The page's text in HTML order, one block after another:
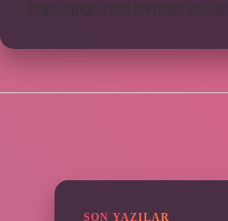
https://pigo.com.tr knight online
SON YAZILAR